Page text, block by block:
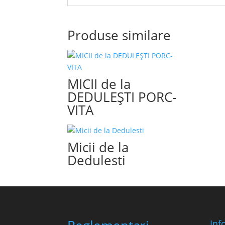
Produse similare
MICII de la
DEDULEŞTI PORC-
VITA
Micii de la
Dedulesti